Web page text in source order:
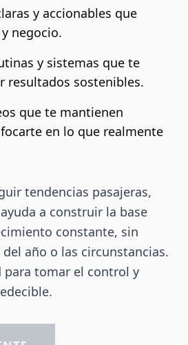
y accionables que
negocio.
y sistemas que te
resultados sostenibles.
que te mantienen
en lo que realmente
tendencias pasajeras,
a construir la base
constante, sin
año o las circunstancias.
para tomar el control y